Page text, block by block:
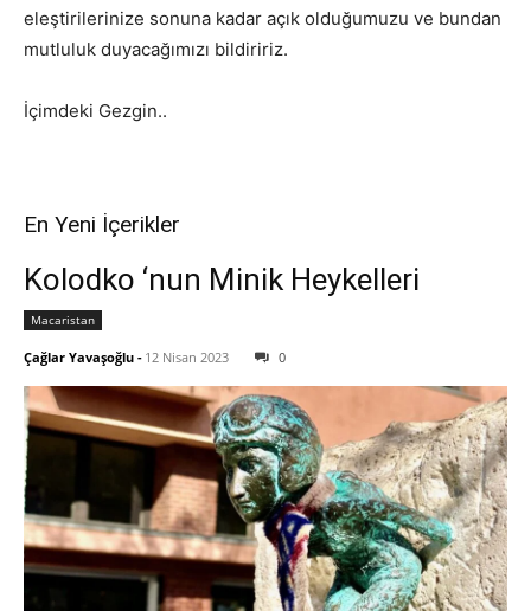
eleştirilerinize sonuna kadar açık olduğumuzu ve bundan
mutluluk duyacağımızı bildiririz.
İçimdeki Gezgin..
En Yeni İçerikler
Kolodko ‘nun Minik Heykelleri
Macaristan
Çağlar Yavaşoğlu - 12 Nisan 2023 0